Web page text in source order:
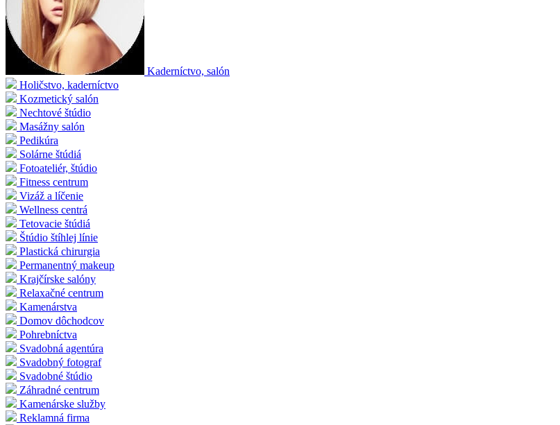
Kaderníctvo, salón
Holičstvo, kaderníctvo
Kozmetický salón
Nechtové štúdio
Masážny salón
Pedikúra
Solárne štúdiá
Fotoateliér, štúdio
Fitness centrum
Vizáž a líčenie
Wellness centrá
Tetovacie štúdiá
Štúdio štíhlej línie
Plastická chirurgia
Permanentný makeup
Krajčírske salóny
Relaxačné centrum
Kamenárstva
Domov dôchodcov
Pohrebníctva
Svadobná agentúra
Svadobný fotograf
Svadobné štúdio
Záhradné centrum
Kamenárske služby
Reklamná firma